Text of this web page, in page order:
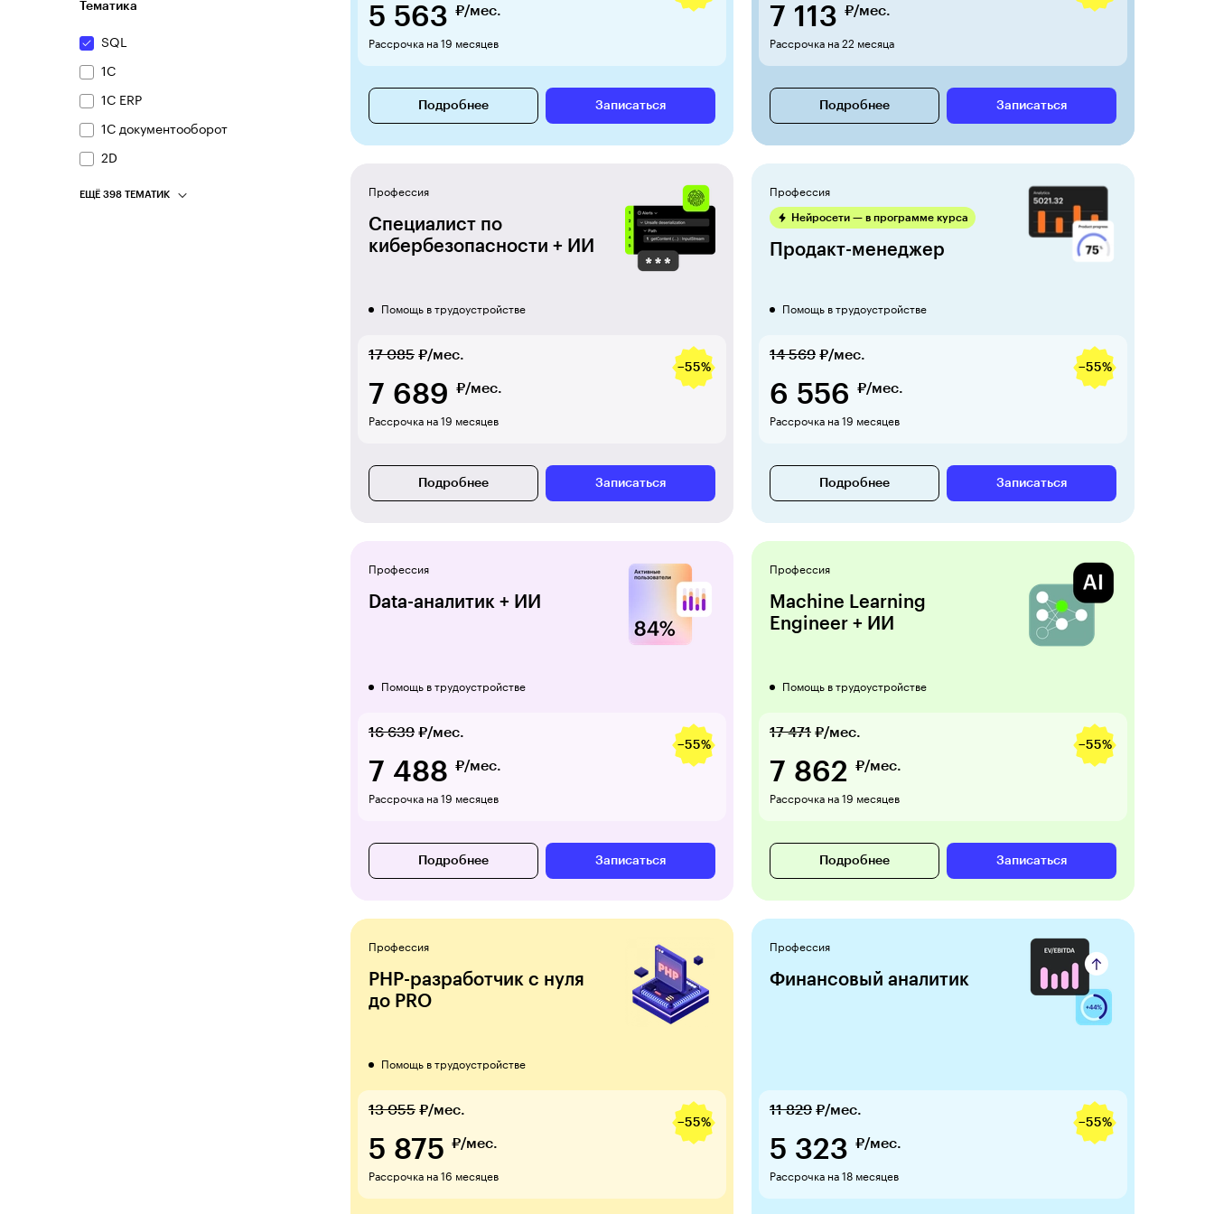
Тематика
SQL
1С
1С ERP
1С документооборот
2D
ЕЩЁ 398 ТЕМАТИК
5 563 ₽/мес.
Рассрочка на 19 месяцев
Подробнее Записаться
7 113 ₽/мес.
Рассрочка на 22 месяца
Подробнее Записаться
Профессия
Специалист по
кибербезопас­но­сти + ИИ
Помощь в трудоустройстве
17 085 ₽/мес.
−55%
7 689 ₽/мес.
Рассрочка на 19 месяцев
Подробнее Записаться
Профессия
Нейросети — в программе курса
Продакт-менеджер
Помощь в трудоустройстве
14 569 ₽/мес.
−55%
6 556 ₽/мес.
Рассрочка на 19 месяцев
Подробнее Записаться
Профессия
Data-аналитик + ИИ
Помощь в трудоустройстве
16 639 ₽/мес.
−55%
7 488 ₽/мес.
Рассрочка на 19 месяцев
Подробнее Записаться
Профессия
Machine Learning
Engineer + ИИ
Помощь в трудоустройстве
17 471 ₽/мес.
−55%
7 862 ₽/мес.
Рассрочка на 19 месяцев
Подробнее Записаться
Профессия
PHP-разработчик с нуля
до PRO
Помощь в трудоустройстве
13 055 ₽/мес.
−55%
5 875 ₽/мес.
Рассрочка на 16 месяцев
Профессия
Финансовый аналитик
11 829 ₽/мес.
−55%
5 323 ₽/мес.
Рассрочка на 18 месяцев